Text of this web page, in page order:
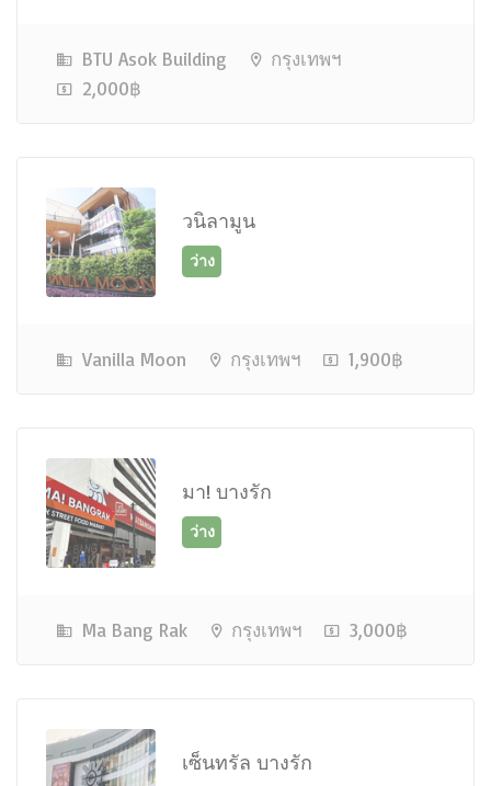
BTU Asok Building
กรุงเทพฯ
2,000฿
วนิลามูน
Vanilla Moon กรุงเทพฯ 1,900฿
มา! บางรัก
Ma Bang Rak กรุงเทพฯ 3,000฿
เซ็นทรัล บางรัก
ว่าง